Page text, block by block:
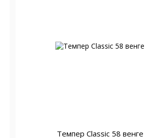
Темпер Classic 58 венге